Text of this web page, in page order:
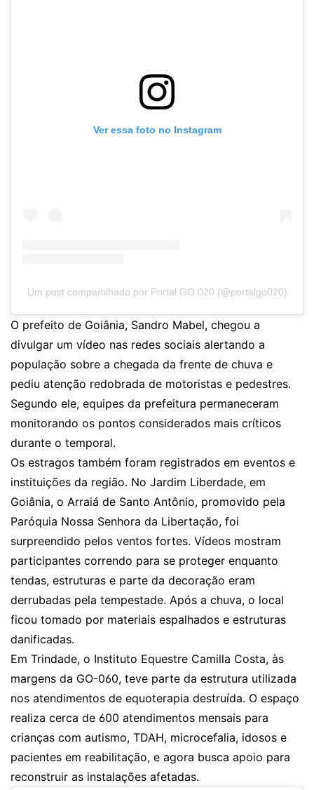
Ver essa foto no Instagram
Um post compartilhado por Portal GO 020 (@portalgo020)
O prefeito de Goiânia, Sandro Mabel, chegou a
divulgar um vídeo nas redes sociais alertando a
população sobre a chegada da frente de chuva e
pediu atenção redobrada de motoristas e pedestres.
Segundo ele, equipes da prefeitura permaneceram
monitorando os pontos considerados mais críticos
durante o temporal.
Os estragos também foram registrados em eventos e
instituições da região. No Jardim Liberdade, em
Goiânia, o Arraiá de Santo Antônio, promovido pela
Paróquia Nossa Senhora da Libertação, foi
surpreendido pelos ventos fortes. Vídeos mostram
participantes correndo para se proteger enquanto
tendas, estruturas e parte da decoração eram
derrubadas pela tempestade. Após a chuva, o local
ficou tomado por materiais espalhados e estruturas
danificadas.
Em Trindade, o Instituto Equestre Camilla Costa, às
margens da GO-060, teve parte da estrutura utilizada
nos atendimentos de equoterapia destruída. O espaço
realiza cerca de 600 atendimentos mensais para
crianças com autismo, TDAH, microcefalia, idosos e
pacientes em reabilitação, e agora busca apoio para
reconstruir as instalações afetadas.